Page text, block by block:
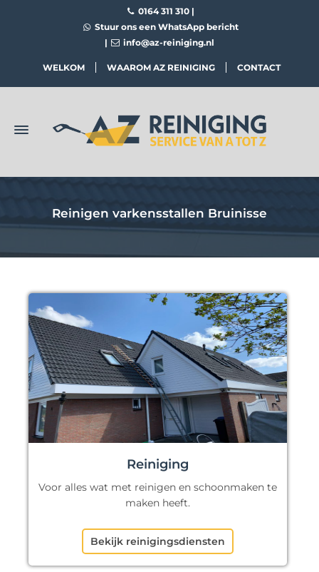
0164 311 310 |
Stuur ons een WhatsApp bericht
|
info@az-reiniging.nl
WELKOM WAAROM AZ REINIGING CONTACT
Reinigen varkensstallen Bruinisse
Reiniging
Voor alles wat met reinigen en schoonmaken te
maken heeft.
Bekijk reinigingsdiensten